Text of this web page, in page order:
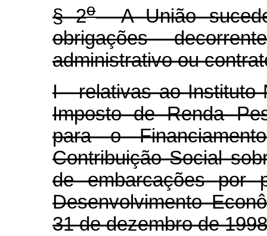
§ 2oA União
obrigações
administrativo ou
I - relativas ao Instituto
Imposto de Renda
para o
Contribuição Social
de embarcações por
Desenvolvimento
31 de dezembro de